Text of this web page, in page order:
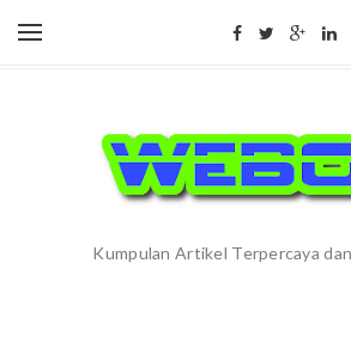
Kumpulan Artikel Terpercaya